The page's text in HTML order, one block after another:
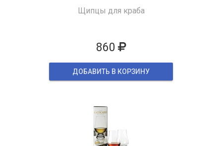
Щипцы для краба
860
ДОБАВИТЬ В КОРЗИНУ